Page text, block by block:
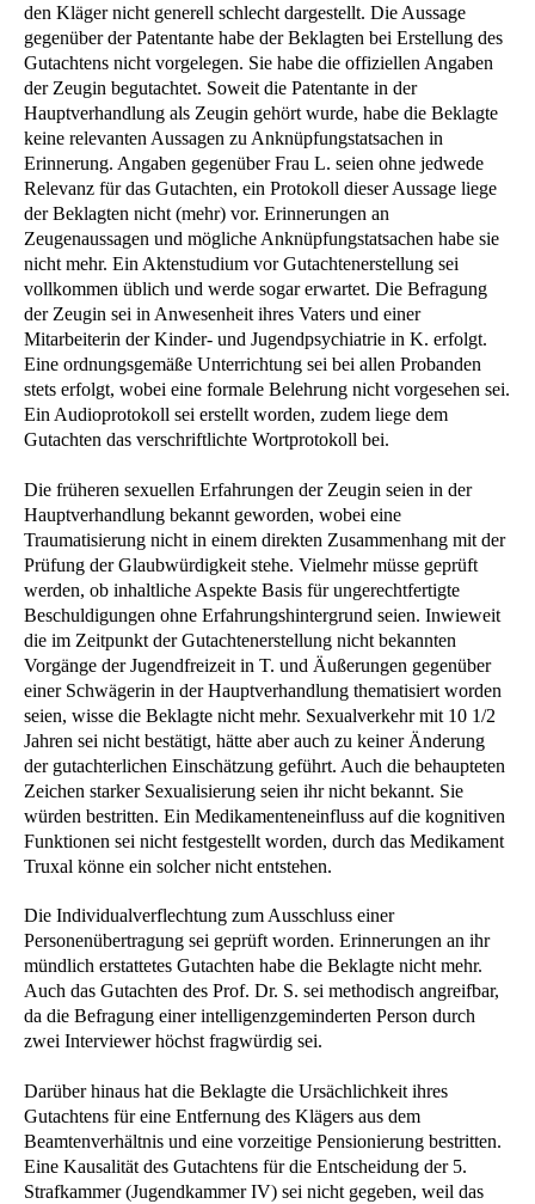
den Kläger nicht generell schlecht dargestellt. Die Aussage
gegenüber der Patentante habe der Beklagten bei Erstellung des
Gutachtens nicht vorgelegen. Sie habe die offiziellen Angaben
der Zeugin begutachtet. Soweit die Patentante in der
Hauptverhandlung als Zeugin gehört wurde, habe die Beklagte
keine relevanten Aussagen zu Anknüpfungstatsachen in
Erinnerung. Angaben gegenüber Frau L. seien ohne jedwede
Relevanz für das Gutachten, ein Protokoll dieser Aussage liege
der Beklagten nicht (mehr) vor. Erinnerungen an
Zeugenaussagen und mögliche Anknüpfungstatsachen habe sie
nicht mehr. Ein Aktenstudium vor Gutachtenerstellung sei
vollkommen üblich und werde sogar erwartet. Die Befragung
der Zeugin sei in Anwesenheit ihres Vaters und einer
Mitarbeiterin der Kinder- und Jugendpsychiatrie in K. erfolgt.
Eine ordnungsgemäße Unterrichtung sei bei allen Probanden
stets erfolgt, wobei eine formale Belehrung nicht vorgesehen sei.
Ein Audioprotokoll sei erstellt worden, zudem liege dem
Gutachten das verschriftlichte Wortprotokoll bei.
Die früheren sexuellen Erfahrungen der Zeugin seien in der
Hauptverhandlung bekannt geworden, wobei eine
Traumatisierung nicht in einem direkten Zusammenhang mit der
Prüfung der Glaubwürdigkeit stehe. Vielmehr müsse geprüft
werden, ob inhaltliche Aspekte Basis für ungerechtfertigte
Beschuldigungen ohne Erfahrungshintergrund seien. Inwieweit
die im Zeitpunkt der Gutachtenerstellung nicht bekannten
Vorgänge der Jugendfreizeit in T. und Äußerungen gegenüber
einer Schwägerin in der Hauptverhandlung thematisiert worden
seien, wisse die Beklagte nicht mehr. Sexualverkehr mit 10 1/2
Jahren sei nicht bestätigt, hätte aber auch zu keiner Änderung
der gutachterlichen Einschätzung geführt. Auch die behaupteten
Zeichen starker Sexualisierung seien ihr nicht bekannt. Sie
würden bestritten. Ein Medikamenteneinfluss auf die kognitiven
Funktionen sei nicht festgestellt worden, durch das Medikament
Truxal könne ein solcher nicht entstehen.
Die Individualverflechtung zum Ausschluss einer
Personenübertragung sei geprüft worden. Erinnerungen an ihr
mündlich erstattetes Gutachten habe die Beklagte nicht mehr.
Auch das Gutachten des Prof. Dr. S. sei methodisch angreifbar,
da die Befragung einer intelligenzgeminderten Person durch
zwei Interviewer höchst fragwürdig sei.
Darüber hinaus hat die Beklagte die Ursächlichkeit ihres
Gutachtens für eine Entfernung des Klägers aus dem
Beamtenverhältnis und eine vorzeitige Pensionierung bestritten.
Eine Kausalität des Gutachtens für die Entscheidung der 5.
Strafkammer (Jugendkammer IV) sei nicht gegeben, weil das